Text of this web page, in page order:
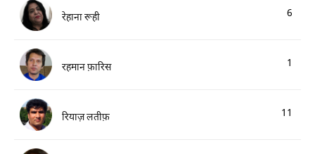
रेहाना रूही 6
रहमान फ़ारिस 1
रियाज़ लतीफ़ 11